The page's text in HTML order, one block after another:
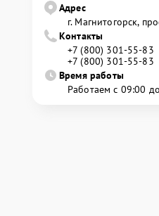
Адрес
г. Магнитогорск,
Контакты
+7 (800) 301-55-83
+7 (800) 301-55-83
Время работы
Работаем с 09:00